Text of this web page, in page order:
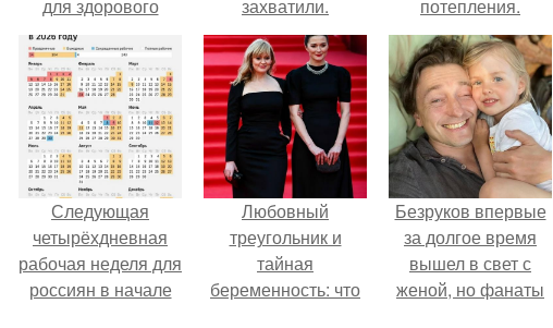
для здорового
взрослого,
предупредили
врачи.
захватили.
потепления.
Следующая
четырёхдневная
рабочая неделя для
россиян в начале
Любовный
треугольник и
тайная
беременность: что
Безруков впервые
за долгое время
вышел в свет с
женой, но фанаты